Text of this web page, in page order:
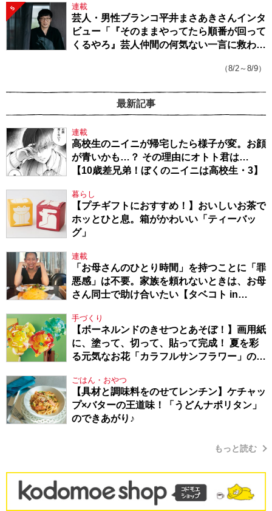
5 連載
芸人・男性ブランコ平井まさあきさんインタ
ビュー「『そのままやってたら順番が回って
くるやろ』芸人仲間の何気ない一言に救われ
（8/2～8/9）
最新記事
連載
高校生のニイニが帰宅したら様子が変。お顔
が青いかも…？ その理由にオトト君は…
【10歳差兄弟！ぼくのニイニは高校生・3】
暮らし
【プチギフトにおすすめ！】おいしいお茶で
ホッとひと息。箱がかわいい「ティーバッ
グ」
連載
「お母さんのひとり時間」を持つことに「罪
悪感」は不要。家族を頼れないときは、お母
さん同士で助け合いたい【タベコト in
手づくり
【ボーネルンドのきせつとあそぼ！】画用紙
に、塗って、切って、貼って完成！ 夏を彩
る元気なお花「カラフルサンフラワー」の作
ごはん・おやつ
【具材と調味料をのせてレンチン】ケチャッ
プ×バターの王道味！「うどんナポリタン」
のできあがり♪
もっと読む